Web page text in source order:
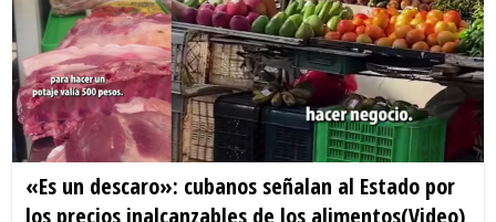
«Es un descaro»: cubanos señalan al Estado por
los precios inalcanzables de los alimentos(Video)